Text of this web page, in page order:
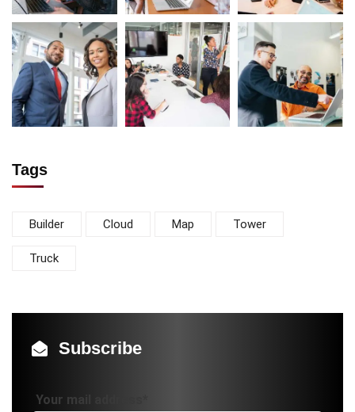
Tags
Builder Cloud Map Tower
Truck
Subscribe
Your mail address*